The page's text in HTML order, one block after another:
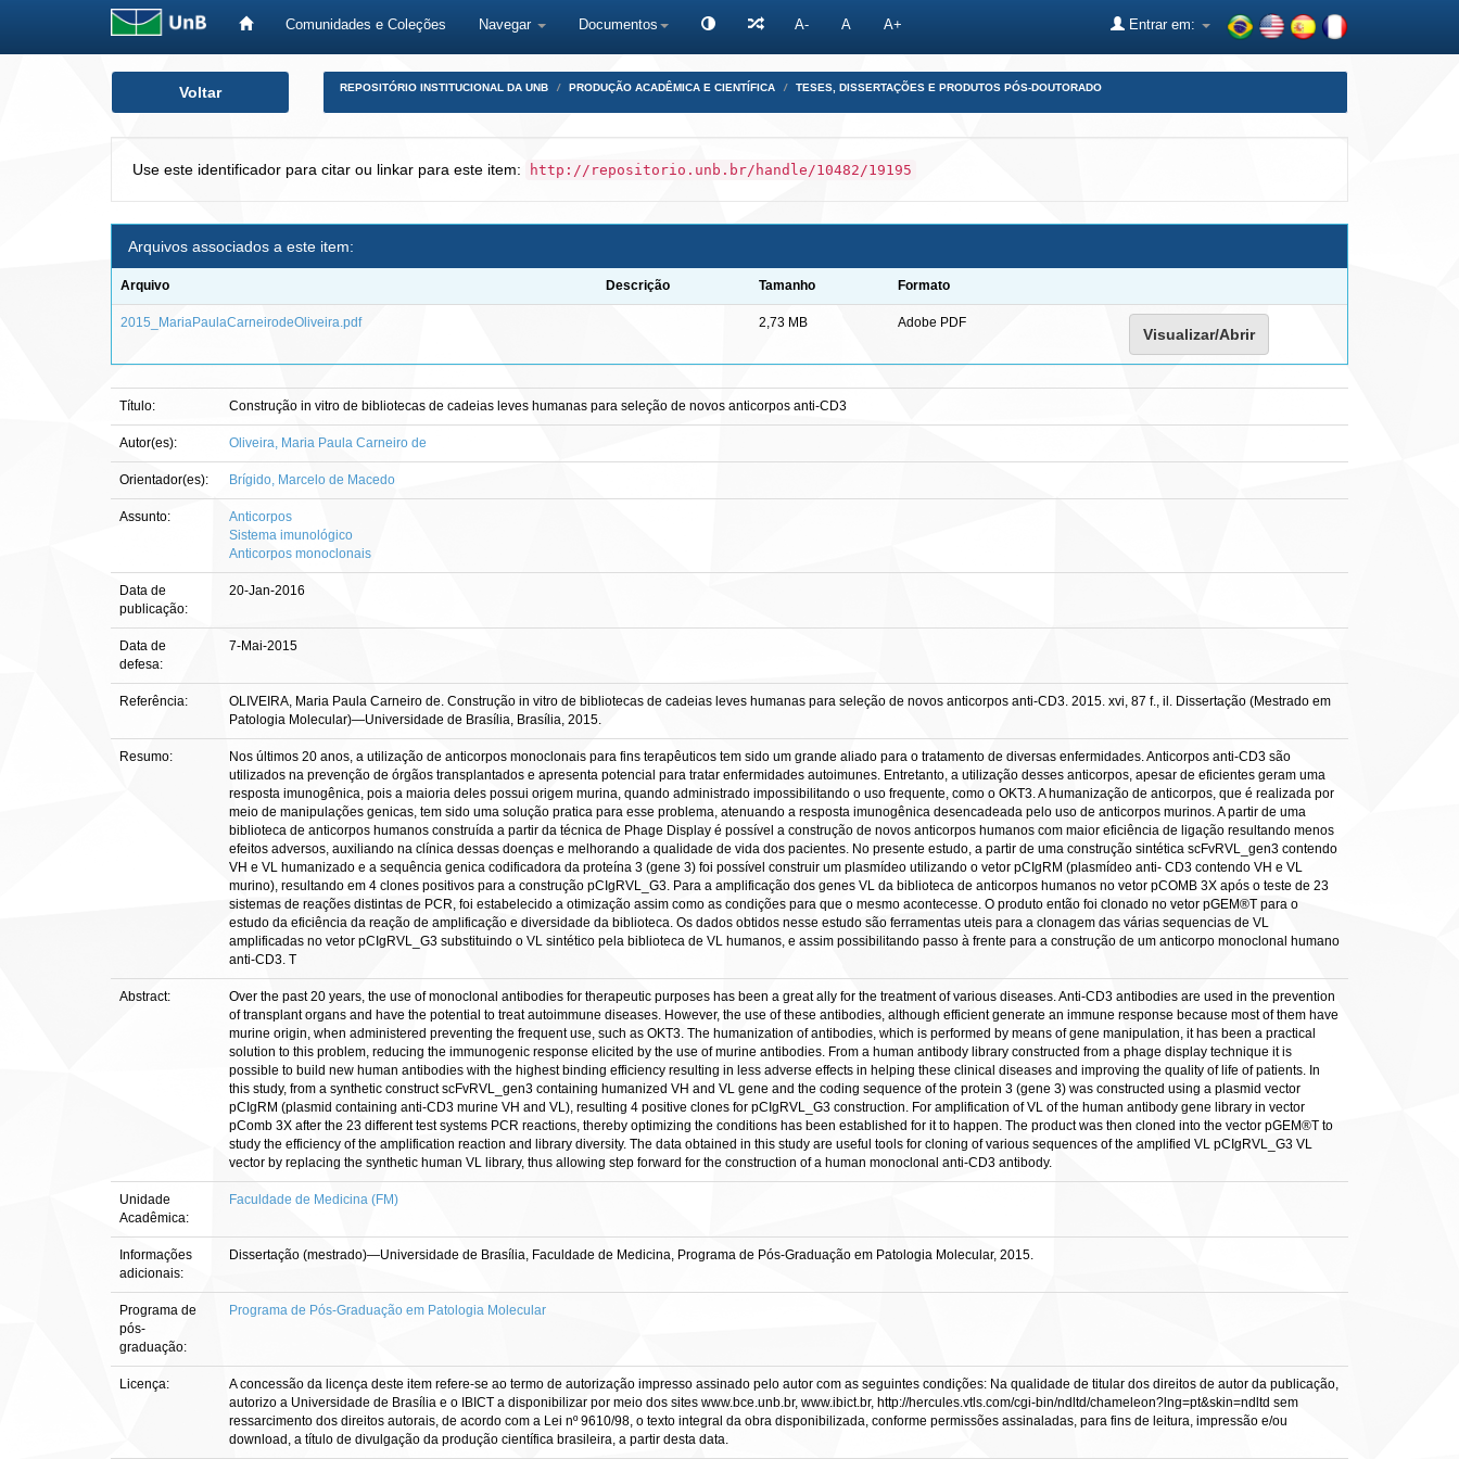
Comunidades e Coleções Navegar Documentos A- A A+ Entrar em:
Voltar REPOSITÓRIO INSTITUCIONAL DA UNB PRODUÇÃO ACADÊMICA E CIENTÍFICA TESES, DISSERTAÇÕES E PRODUTOS PÓS-DOUTORADO
Use este identificador para citar ou linkar para este item: http://repositorio.unb.br/handle/10482/19195
Arquivos associados a este item:
Arquivo Descrição Tamanho Formato
2015_MariaPaulaCarneirodeOliveira.pdf 2,73 MB Adobe PDF
Visualizar/Abrir
Título: Construção in vitro de bibliotecas de cadeias leves humanas para seleção de novos anticorpos anti-CD3
Autor(es): Oliveira, Maria Paula Carneiro de
Orientador(es): Brígido, Marcelo de Macedo
Assunto:
Anticorpos
Sistema imunológico
Anticorpos monoclonais
Data de
publicação:
20-Jan-2016
Data de
defesa:
7-Mai-2015
Referência:
OLIVEIRA, Maria Paula Carneiro de. Construção in vitro de bibliotecas de cadeias leves humanas para seleção de novos anticorpos anti-CD3. 2015. xvi, 87 f., il. Dissertação (Mestrado em
Patologia Molecular)—Universidade de Brasília, Brasília, 2015.
Resumo:
Nos últimos 20 anos, a utilização de anticorpos monoclonais para fins terapêuticos tem sido um grande aliado para o tratamento de diversas enfermidades. Anticorpos anti-CD3 são
utilizados na prevenção de órgãos transplantados e apresenta potencial para tratar enfermidades autoimunes. Entretanto, a utilização desses anticorpos, apesar de eficientes geram uma
resposta imunogênica, pois a maioria deles possui origem murina, quando administrado impossibilitando o uso frequente, como o OKT3. A humanização de anticorpos, que é realizada por
meio de manipulações genicas, tem sido uma solução pratica para esse problema, atenuando a resposta imunogênica desencadeada pelo uso de anticorpos murinos. A partir de uma
biblioteca de anticorpos humanos construída a partir da técnica de Phage Display é possível a construção de novos anticorpos humanos com maior eficiência de ligação resultando menos
efeitos adversos, auxiliando na clínica dessas doenças e melhorando a qualidade de vida dos pacientes. No presente estudo, a partir de uma construção sintética scFvRVL_gen3 contendo
VH e VL humanizado e a sequência genica codificadora da proteína 3 (gene 3) foi possível construir um plasmídeo utilizando o vetor pCIgRM (plasmídeo anti- CD3 contendo VH e VL
murino), resultando em 4 clones positivos para a construção pCIgRVL_G3. Para a amplificação dos genes VL da biblioteca de anticorpos humanos no vetor pCOMB 3X após o teste de 23
sistemas de reações distintas de PCR, foi estabelecido a otimização assim como as condições para que o mesmo acontecesse. O produto então foi clonado no vetor pGEM®T para o
estudo da eficiência da reação de amplificação e diversidade da biblioteca. Os dados obtidos nesse estudo são ferramentas uteis para a clonagem das várias sequencias de VL
amplificadas no vetor pCIgRVL_G3 substituindo o VL sintético pela biblioteca de VL humanos, e assim possibilitando passo à frente para a construção de um anticorpo monoclonal humano
anti-CD3. T
Abstract:
Over the past 20 years, the use of monoclonal antibodies for therapeutic purposes has been a great ally for the treatment of various diseases. Anti-CD3 antibodies are used in the prevention
of transplant organs and have the potential to treat autoimmune diseases. However, the use of these antibodies, although efficient generate an immune response because most of them have
murine origin, when administered preventing the frequent use, such as OKT3. The humanization of antibodies, which is performed by means of gene manipulation, it has been a practical
solution to this problem, reducing the immunogenic response elicited by the use of murine antibodies. From a human antibody library constructed from a phage display technique it is
possible to build new human antibodies with the highest binding efficiency resulting in less adverse effects in helping these clinical diseases and improving the quality of life of patients. In
this study, from a synthetic construct scFvRVL_gen3 containing humanized VH and VL gene and the coding sequence of the protein 3 (gene 3) was constructed using a plasmid vector
pCIgRM (plasmid containing anti-CD3 murine VH and VL), resulting 4 positive clones for pCIgRVL_G3 construction. For amplification of VL of the human antibody gene library in vector
pComb 3X after the 23 different test systems PCR reactions, thereby optimizing the conditions has been established for it to happen. The product was then cloned into the vector pGEM®T to
study the efficiency of the amplification reaction and library diversity. The data obtained in this study are useful tools for cloning of various sequences of the amplified VL pCIgRVL_G3 VL
vector by replacing the synthetic human VL library, thus allowing step forward for the construction of a human monoclonal anti-CD3 antibody.
Unidade
Acadêmica:
Faculdade de Medicina (FM)
Informações
adicionais:
Dissertação (mestrado)—Universidade de Brasília, Faculdade de Medicina, Programa de Pós-Graduação em Patologia Molecular, 2015.
Programa de
pós-
graduação:
Programa de Pós-Graduação em Patologia Molecular
Licença:
A concessão da licença deste item refere-se ao termo de autorização impresso assinado pelo autor com as seguintes condições: Na qualidade de titular dos direitos de autor da publicação,
autorizo a Universidade de Brasília e o IBICT a disponibilizar por meio dos sites www.bce.unb.br, www.ibict.br, http://hercules.vtls.com/cgi-bin/ndltd/chameleon?lng=pt&skin=ndltd sem
ressarcimento dos direitos autorais, de acordo com a Lei nº 9610/98, o texto integral da obra disponibilizada, conforme permissões assinaladas, para fins de leitura, impressão e/ou
download, a título de divulgação da produção científica brasileira, a partir desta data.